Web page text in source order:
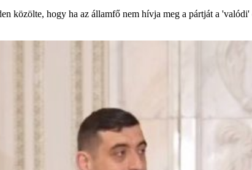
közölte, hogy ha az államfő nem hívja meg a pártját a